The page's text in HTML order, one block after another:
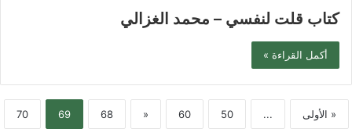
كتاب قلت لنفسي – محمد الغزالي
أكمل القراءة »
« الأولى ...
50
60
«
68
69
70